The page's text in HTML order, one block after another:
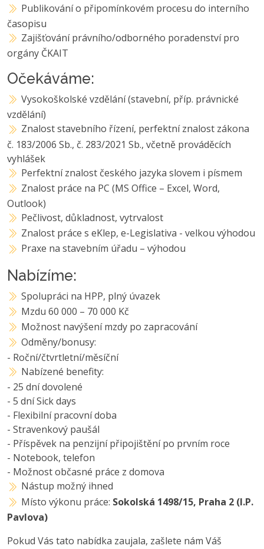
Publikování o připomínkovém procesu do interního
časopisu
Zajišťování právního/odborného poradenství pro
orgány ČKAIT
Očekáváme:
Vysokoškolské vzdělání (stavební, příp. právnické
vzdělání)
Znalost stavebního řízení, perfektní znalost zákona
č. 183/2006 Sb., č. 283/2021 Sb., včetně prováděcích
vyhlášek
Perfektní znalost českého jazyka slovem i písmem
Znalost práce na PC (MS Office – Excel, Word,
Outlook)
Pečlivost, důkladnost, vytrvalost
Znalost práce s eKlep, e-Legislativa - velkou výhodou
Praxe na stavebním úřadu – výhodou
Nabízíme:
Spolupráci na HPP, plný úvazek
Mzdu 60 000 – 70 000 Kč
Možnost navýšení mzdy po zapracování
Odměny/bonusy:
- Roční/čtvrtletní/měsíční
Nabízené benefity:
- 25 dní dovolené
- 5 dní Sick days
- Flexibilní pracovní doba
- Stravenkový paušál
- Příspěvek na penzijní připojištění po prvním roce
- Notebook, telefon
- Možnost občasné práce z domova
Nástup možný ihned
Místo výkonu práce: Sokolská 1498/15, Praha 2 (I.P.
Pavlova)
Pokud Vás tato nabídka zaujala, zašlete nám Váš